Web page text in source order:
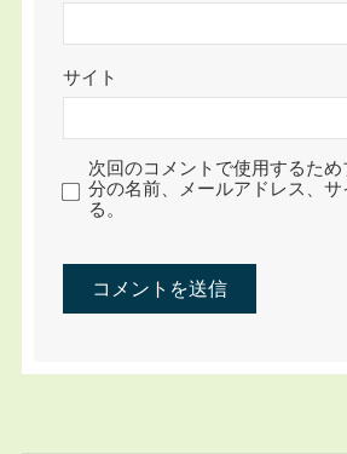
サイト
次回のコメントで使用するため
分の名前、メールアドレス、サ
る。